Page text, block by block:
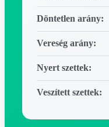
Döntetlen arány:
Vereség arány:
Nyert szettek:
Veszített szettek: